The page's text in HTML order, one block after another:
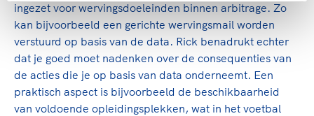
ingezet voor wervingsdoeleinden binnen arbitrage. Zo
kan bijvoorbeeld een gerichte wervingsmail worden
verstuurd op basis van de data. Rick benadrukt echter
dat je goed moet nadenken over de consequenties van
de acties die je op basis van data onderneemt. Een
praktisch aspect is bijvoorbeeld de beschikbaarheid
van voldoende opleidingsplekken, wat in het voetbal